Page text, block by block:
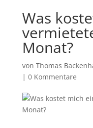
Was
Monat?
von Thomas
| 0 Kommentare